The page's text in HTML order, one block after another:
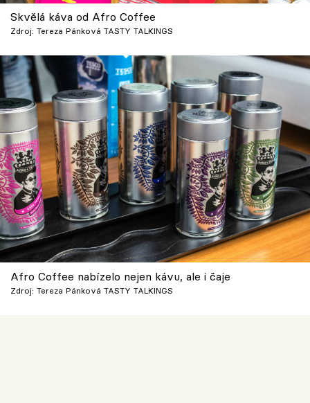
Skvělá káva od Afro Coffee
Zdroj: Tereza Pánková TASTY TALKINGS
Afro Coffee nabízelo nejen kávu, ale i čaje
Zdroj: Tereza Pánková TASTY TALKINGS